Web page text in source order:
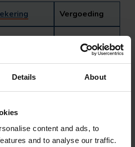
Details About
content and ads, to
and to analyse our traffic.
Vergoeding
geen
geen
hospice of bijna-thuis-huis geldt
hospice of het bijna-thuis-huis
u in rekening. De eigen